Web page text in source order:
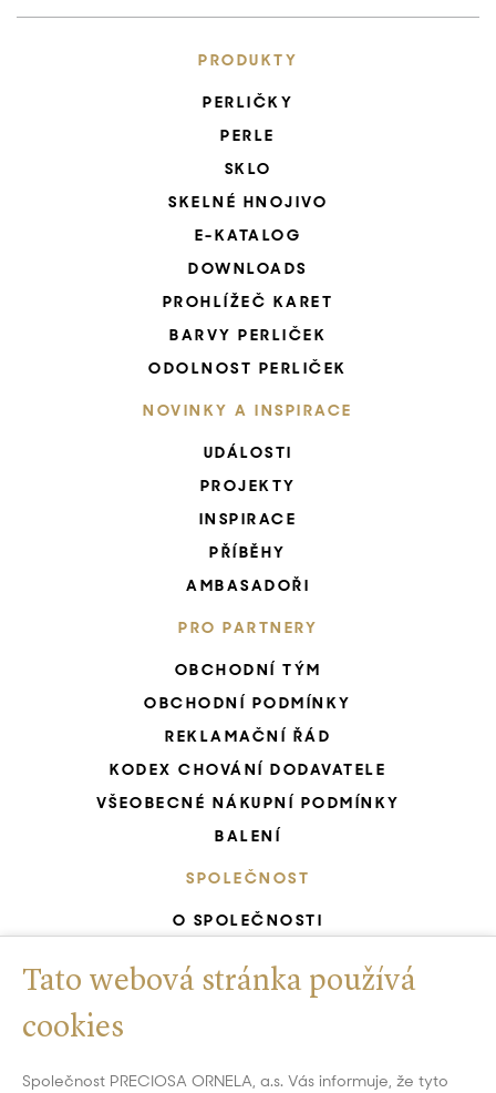
PRODUKTY
PERLIČKY
PERLE
SKLO
SKELNÉ HNOJIVO
E-KATALOG
DOWNLOADS
PROHLÍŽEČ KARET
BARVY PERLIČEK
ODOLNOST PERLIČEK
NOVINKY A INSPIRACE
UDÁLOSTI
PROJEKTY
INSPIRACE
PŘÍBĚHY
AMBASADOŘI
PRO PARTNERY
OBCHODNÍ TÝM
OBCHODNÍ PODMÍNKY
REKLAMAČNÍ ŘÁD
KODEX CHOVÁNÍ DODAVATELE
VŠEOBECNÉ NÁKUPNÍ PODMÍNKY
BALENÍ
SPOLEČNOST
O SPOLEČNOSTI
ZELENÁ SPOLEČNOST
CERTIFIKOVANÝ SYSTÉM ŘÍZENÍ
GDPR
Tato webová stránka používá
cookies
Společnost PRECIOSA ORNELA, a.s. Vás informuje, že tyto